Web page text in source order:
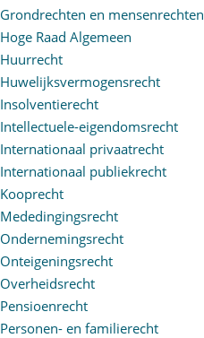
Grondrechten en mensenrechten
Hoge Raad Algemeen
Huurrecht
Huwelijksvermogensrecht
Insolventierecht
Intellectuele-eigendomsrecht
Internationaal privaatrecht
Internationaal publiekrecht
Kooprecht
Mededingingsrecht
Ondernemingsrecht
Onteigeningsrecht
Overheidsrecht
Pensioenrecht
Personen- en familierecht